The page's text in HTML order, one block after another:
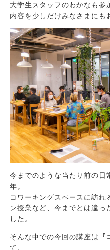
大学生スタッフのわかなも参
内容を少しだけみなさまにも
今までのような当たり前の日
年。
コワーキングスペースに訪れ
ン授業など、今までとは違っ
した。
そんな中での今回の講座は
て。